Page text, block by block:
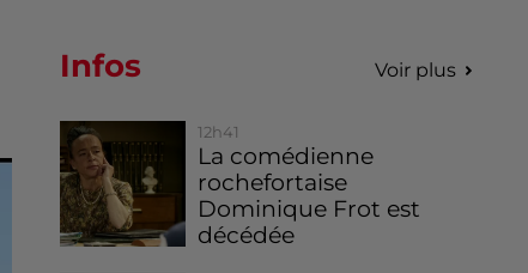
Infos Voir plus
12h41
La comédienne
rochefortaise
Dominique Frot est
décédée